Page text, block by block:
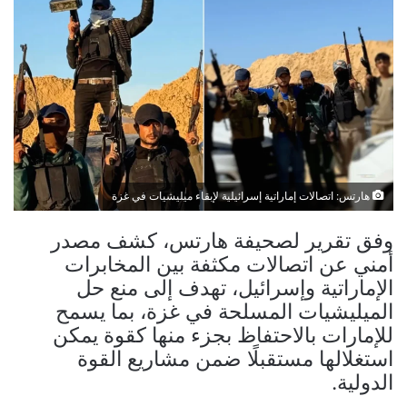
هارتس: اتصالات إماراتية إسرائيلية لإبقاء ميليشيات في غزة
وفق تقرير لصحيفة هارتس، كشف مصدر
أمني عن اتصالات مكثفة بين المخابرات
الإماراتية وإسرائيل، تهدف إلى منع حل
الميليشيات المسلحة في غزة، بما يسمح
للإمارات بالاحتفاظ بجزء منها كقوة يمكن
استغلالها مستقبلًا ضمن مشاريع القوة
الدولية.